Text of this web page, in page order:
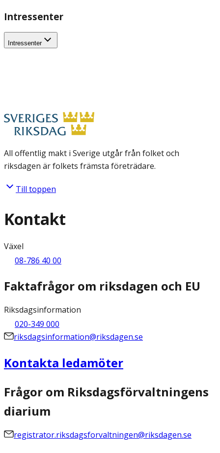
Intressenter
Intressenter
All offentlig makt i Sverige utgår från folket och
riksdagen är folkets främsta företrädare.
Till toppen
Kontakt
Växel
08-786 40 00
Faktafrågor om riksdagen och EU
Riksdagsinformation
020-349 000
riksdagsinformation@riksdagen.se
Kontakta ledamöter
Frågor om Riksdagsförvaltningens
diarium
registrator.riksdagsforvaltningen@riksdagen.se